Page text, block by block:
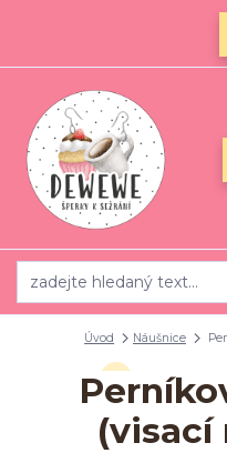
Úvod Náušnice
(visací